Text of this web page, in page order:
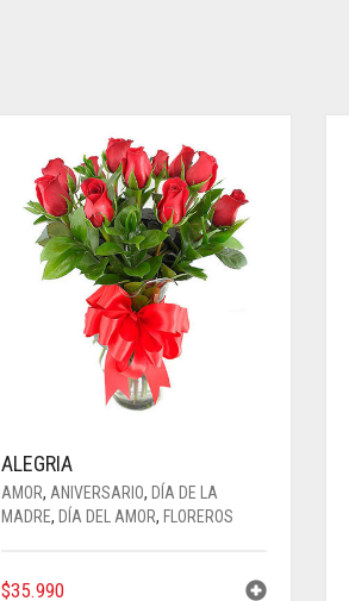
ALEGRIA
AMOR, ANIVERSARIO, DÍA DE LA
MADRE, DÍA DEL AMOR, FLOREROS
$35.990